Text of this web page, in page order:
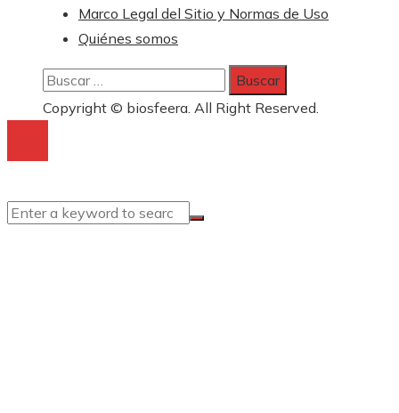
Marco Legal del Sitio y Normas de Uso
Quiénes somos
Buscar:
Copyright © biosfeera. All Right Reserved.